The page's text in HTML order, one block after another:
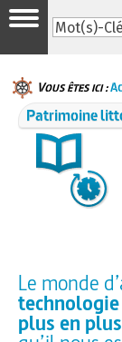
Vous êtes ici :
Patrimoine
Le monde
plus en